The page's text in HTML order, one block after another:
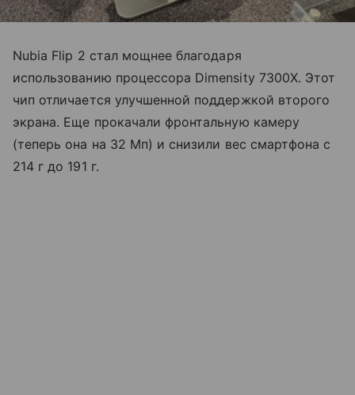
Nubia Flip 2 стал мощнее благодаря
использованию процессора Dimensity 7300X. Этот
чип отличается улучшенной поддержкой второго
экрана. Еще прокачали фронтальную камеру
(теперь она на 32 Мп) и снизили вес смартфона с
214 г до 191 г.